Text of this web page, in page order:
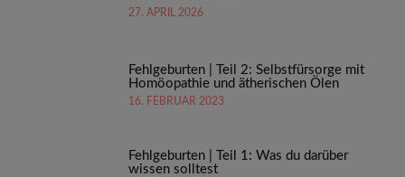
27. APRIL 2026
Fehlgeburten | Teil 2: Selbstfürsorge mit
Homöopathie und ätherischen Ölen
16. FEBRUAR 2023
Fehlgeburten | Teil 1: Was du darüber
wissen solltest